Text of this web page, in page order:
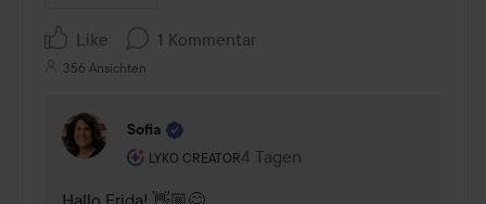
Like 1 Kommentar
356 Ansichten
Sofia
LYKO CREATOR
Rolle des Benutzers: Lyko Creator.
4 Tagen
Kommentaren lades 4 Tagen
Hallo Frida! 👋🏼😊